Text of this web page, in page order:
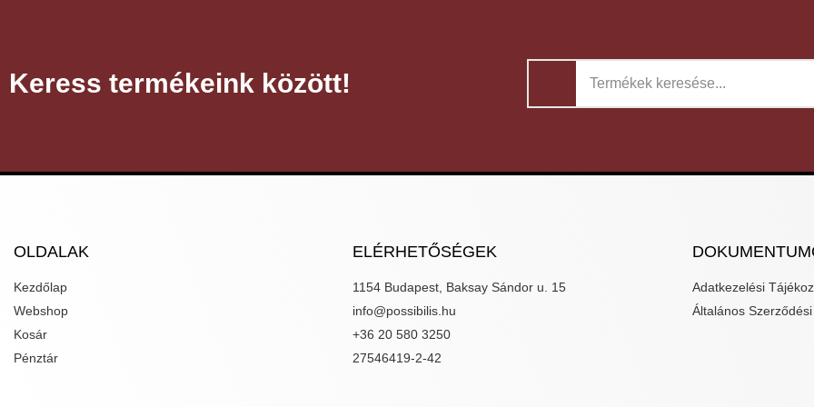
Keress termékeink között!
OLDALAK
Kezdőlap
Webshop
Kosár
Pénztár
ELÉRHETŐSÉGEK
1154 Budapest, Baksay Sándor u. 15
info@possibilis.hu
+36 20 580 3250
27546419-2-42
Adatkezelési
Általános